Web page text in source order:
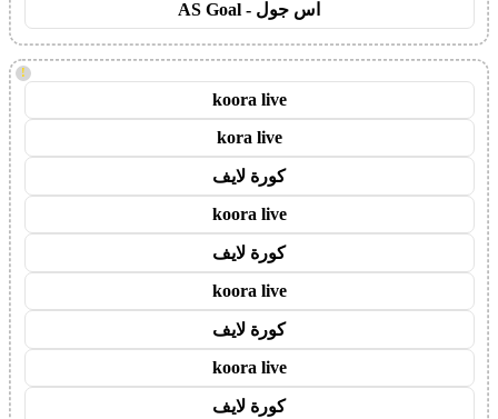
اس جول - AS Goal
!
koora live
kora live
كورة لايف
koora live
كورة لايف
koora live
كورة لايف
koora live
كورة لايف